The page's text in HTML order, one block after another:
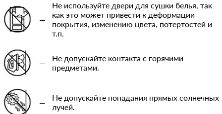
—
Не используйте двери для сушки белья, так
как это может привести к деформации
покрытия, изменению цвета, потертостей и
т.п.
—
Не допускайте контакта с горячими
предметами.
—
Не допускайте попадания прямых солнечных
лучей.